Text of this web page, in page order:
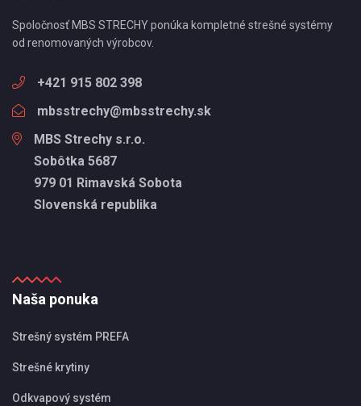
Spoločnosť MBS STRECHY ponúka kompletné strešné systémy
od renomovaných výrobcov.
+421 915 802 398
mbsstrechy@mbsstrechy.sk
MBS Strechy s.r.o.
Sobôtka 5687
979 01 Rimavská Sobota
Slovenská republika
Naša ponuka
Strešný systém PREFA
Strešné krytiny
Odkvapový systém